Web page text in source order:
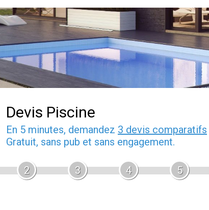
Devis Piscine
En 5 minutes, demandez 3 devis comparatifs
Gratuit, sans pub et sans engagement.
2 3 4 5